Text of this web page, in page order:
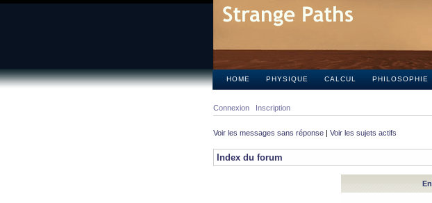
HOME PHYSIQUE CALCUL PHILOSOPHIE
Connexion Inscription
Voir les messages sans réponse | Voir les sujets actifs
Index du forum